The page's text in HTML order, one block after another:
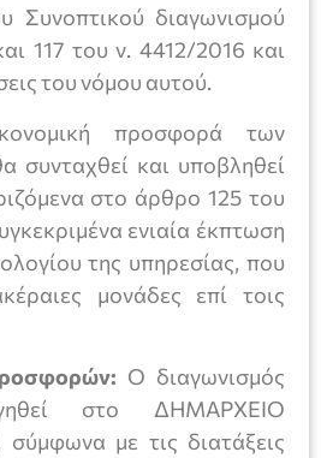
Συνοπτικού διαγωνισμού
117 του ν. 4412/2016 και
του νόμου αυτού.
προσφορά των
συνταχθεί και υποβληθεί
στο άρθρο 125 του
ενιαία έκπτωση
της υπηρεσίας, που
μονάδες επί τοις
Ο διαγωνισμός
στο ΔΗΜΑΡΧΕΙΟ
με τις διατάξεις